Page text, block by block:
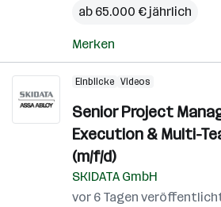
ab 65.000 € jährlich
Merken
Einblicke Videos
Senior Project
Execution & Multi-
(m/f/d)
SKIDATA GmbH
vor 6 Tagen